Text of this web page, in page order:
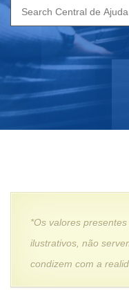
Search
for:
*Os valores
ilustrativos, não
condizem com a